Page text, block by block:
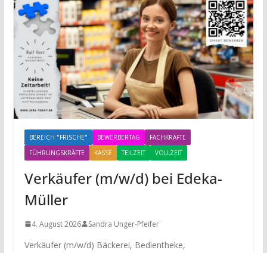
BEREICH "FRISCHE" BEWERBERTAG
FACHKRÄFTE
FÜHRUNGSKRÄFTE
KASSE TEILZEIT VOLLZEIT
Verkäufer (m/w/d) bei Edeka-
Müller
4. August 2026 Sandra Unger-Pfeifer
Verkäufer (m/w/d) Bäckerei, Bedientheke,